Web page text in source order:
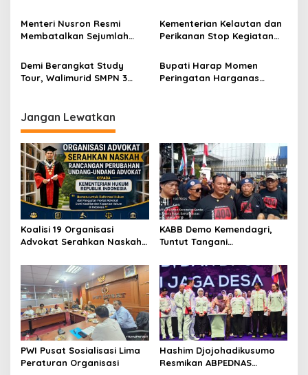
s
Mengaku Sangat Terbantu
Perkembangan
Penyelesaian Pagar Laut di
Kabupaten Tangerang dan
Menteri Nusron Resmi
Membatalkan Sejumlah
Wilayah Pagar Laut di Desa
Kohod Tangerang
Kementerian Kelautan dan
Perikanan Stop Kegiatan
di Tangerang
Demi Berangkat Study
Tour, Walimurid SMPN 3
Bupati Harap Momen
Peringatan Harganas
Jangan Lewatkan
Koalisi 19 Organisasi
Advokat Serahkan Naskah
Hukum RI
KABB Demo Kemendagri,
Tuntut Tangani
Jabatan
PWI Pusat Sosialisasi Lima
Peraturan Organisasi
Hashim Djojohadikusumo
Resmikan ABPEDNAS